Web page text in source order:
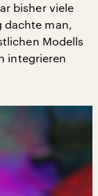
bisher viele
dachte man,
Modells
integrieren